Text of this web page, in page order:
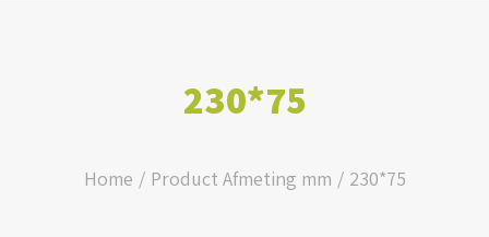
BUDGET ASSORTIMENT
WEBSHOP
230*75
Home Product Afmeting mm 230*75